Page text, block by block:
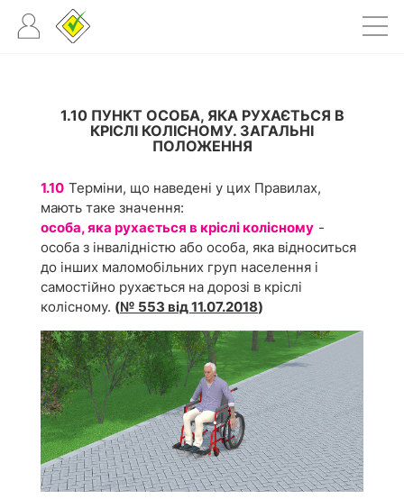
1.10 ПУНКТ ОСОБА, ЯКА РУХАЄТЬСЯ В
КРІСЛІ КОЛІСНОМУ. ЗАГАЛЬНІ
ПОЛОЖЕННЯ
1.10 Терміни, що наведені у цих Правилах,
мають таке значення:
особа, яка рухається в кріслі колісному -
особа з інвалідністю або особа, яка відноситься
до інших маломобільних груп населення і
самостійно рухається на дорозі в кріслі
колісному. (№ 553 від 11.07.2018)